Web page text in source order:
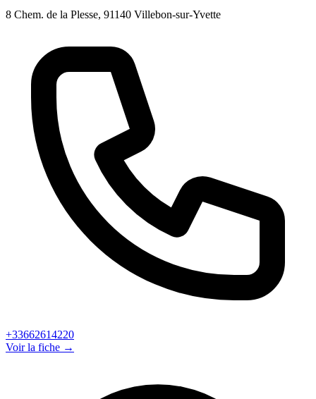
8 Chem. de la Plesse, 91140 Villebon-sur-Yvette
+33662614220
Voir la fiche →